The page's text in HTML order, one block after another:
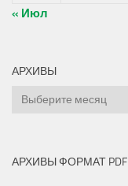
« Июл
АРХИВЫ
Архивы
АРХИВЫ ФОРМАТ PDF